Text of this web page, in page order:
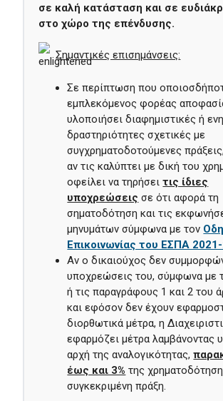
σε καλή κατάσταση και σε
στο χώρο της επένδυσης.
Σημαντικές επισημάνσεις:
Σε περίπτωση που
εμπλεκόμενος φορέας
υλοποιήσει διαφημιστικές ή
δραστηριότητες σχετικές με
συγχρηματοδοτούμενες
αν τις καλύπτει με δική του
οφείλει να τηρήσειτις ίδιες
υποχρεώσεις σε ότι αφορά τη
σηματοδότηση και τις
μηνυμάτων σύμφωνα με τον
Επικοινωνίας του ΕΣΠΑ
Αν ο δικαιούχος δεν
υποχρεώσεις του, σύμφωνα με
ή τις παραγράφους 1 και 2 του
και εφόσον δεν έχουν
διορθωτικά μέτρα, η
εφαρμόζει μέτρα λαμβάνοντας
αρχή της αναλογικότητας,
έως και 3% της
συγκεκριμένη πράξη.